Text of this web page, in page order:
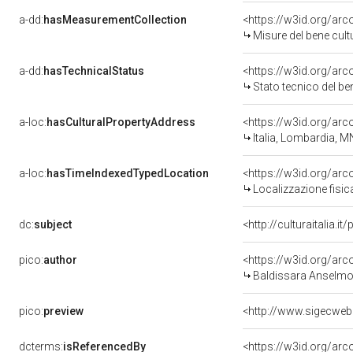
a-dd:hasMeasurementCollection
<https://w3id.org/
Misure del bene
a-dd:hasTechnicalStatus
<https://w3id.org/
Stato tecnico del
a-loc:hasCulturalPropertyAddress
<https://w3id.org/
Italia, Lombardia,
a-loc:hasTimeIndexedTypedLocation
<https://w3id.org/
Localizzazione
dc:subject <http://culturaitalia.it/
pico:author
<https://w3id.org/
Baldissara
pico:preview <http://
dcterms:isReferencedBy
<https://w3id.org/